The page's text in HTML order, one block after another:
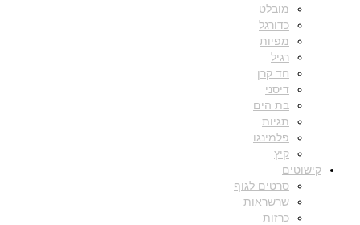
מובלט
כדורגל
מפיות
רגיל
חד קרן
דיסני
בת הים
תגיות
פלמינגו
קיץ
קישוטים
סרטים לגוף
שרשראות
כרזות